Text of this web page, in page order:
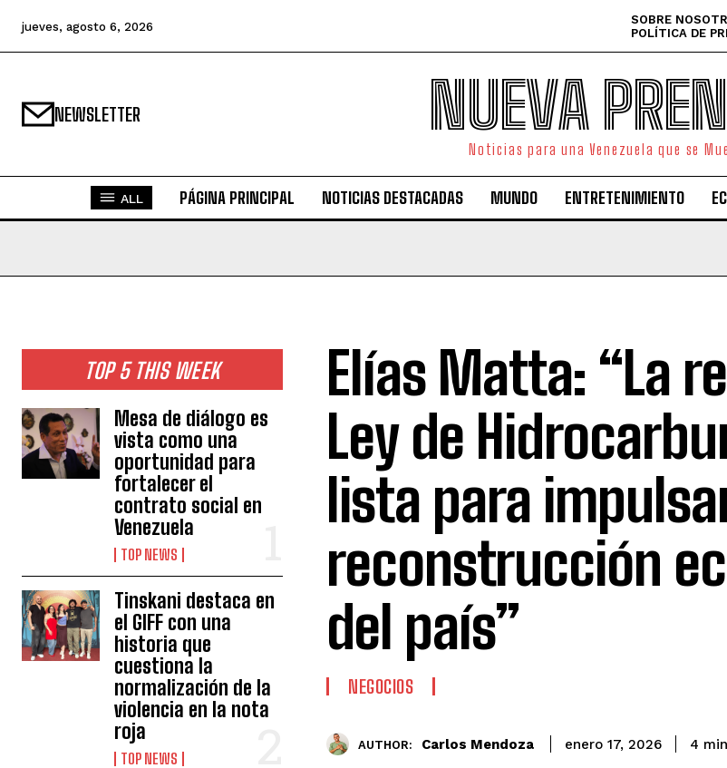
jueves, agosto 6, 2026 SOBRE
POLÍTICA DE
NEWSLETTER NUEVA
Noticias para una Venezuela que se
ALL PÁGINA PRINCIPAL NOTICIAS DESTACADAS MUNDO ENTRETENIMIENTO
TOP 5 THIS WEEK
Mesa de diálogo es
vista como una
oportunidad para
fortalecer el
contrato social en
Venezuela
TOP NEWS
Tinskani destaca en
el GIFF con una
historia que
cuestiona la
normalización de la
violencia en la nota
roja
TOP NEWS
Elías Matta: “La
Ley de
lista para
reconstrucción
del país”
NEGOCIOS
AUTHOR: Carlos Mendoza enero 17, 2026 4